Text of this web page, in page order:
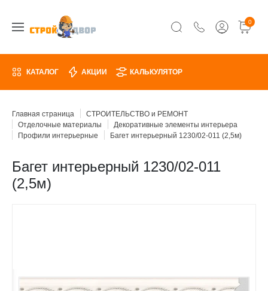
0
КАТАЛОГ АКЦИИ КАЛЬКУЛЯТОР
Главная страница
СТРОИТЕЛЬСТВО и РЕМОНТ
Отделочные материалы
Декоративные элементы интерьера
Профили интерьерные
Багет интерьерный 1230/02-011 (2,5м)
Багет интерьерный 1230/02-011
(2,5м)